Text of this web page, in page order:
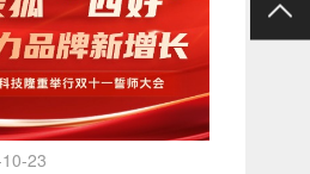
23